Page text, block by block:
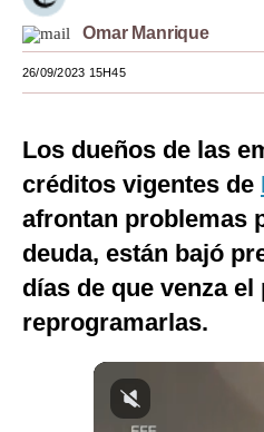
Estilos
Mundo
EEUU
México
España
Internacional
Tecnología
Club del Suscriptor
G de Gestión
Omar Manrique
26/09/2023 15H45
Los dueños de las
créditos vigentes de
afrontan problemas
deuda, están bajó
días de que venza el
reprogramarlas.